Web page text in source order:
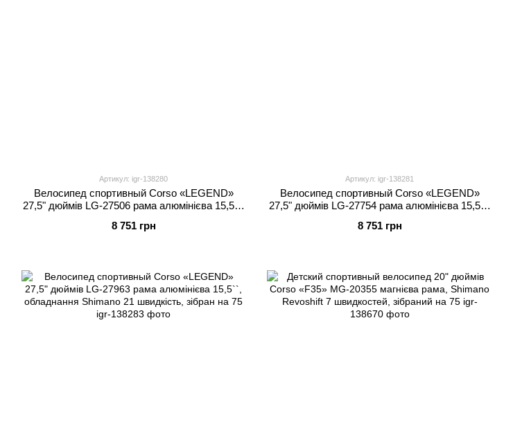
Артикул: igr-138280
Велосипед спортивный Corso «LEGEND»
27,5" дюймів LG-27506 рама алюмінієва 15,5``,
75
8 751 грн
Артикул: igr-138281
Велосипед спортивный Corso «LEGEND»
27,5" дюймів LG-27754 рама алюмінієва 15,5``,
75
8 751 грн